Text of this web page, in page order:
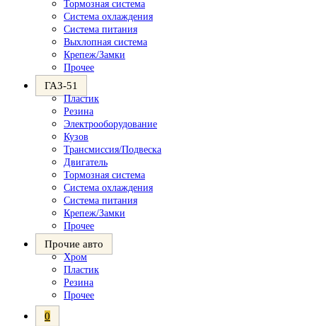
Тормозная система
Система охлаждения
Система питания
Выхлопная система
Крепеж/Замки
Прочее
ГАЗ-51
Пластик
Резина
Электрооборудование
Кузов
Трансмиссия/Подвеска
Двигатель
Тормозная система
Система охлаждения
Система питания
Крепеж/Замки
Прочее
Прочие авто
Хром
Пластик
Резина
Прочее
0